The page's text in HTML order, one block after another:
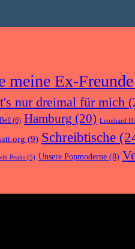
meine Ex-Freunde
nur dreimal für mich
(6) Hamburg (20) Leonhard
(9) Schreibtische
Peaks (5) Unsere Popmoderne (8)